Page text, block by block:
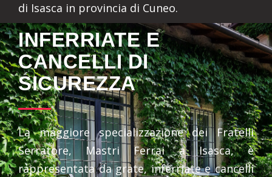
di Isasca in provincia di Cuneo.
INFERRIATE E
CANCELLI DI
SICUREZZA
La maggiore specializzazione dei Fratelli
Serratore, Mastri Ferrai a Isasca, è
rappresentata da grate, inferriate e cancelli